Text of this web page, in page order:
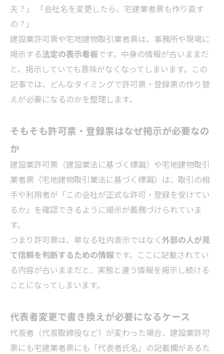
夫？」 「会社名を変更したら、宅建業者票も作り直す
の？」
建設業許可票や宅地建物取引業者票は、事務所や現場に
掲示する法定の表示看板です。中身の情報が古いままだ
と、掲示していても意味がなくなってしまいます。この
記事では、どんなタイミングで許可票・登録票の作り替
えが必要になるのかを整理します。
そもそも許可票・登録票はなぜ掲示が必要なの
か
建設業許可票（建設業法に基づく標識）や宅地建物取引
業者票（宅地建物取引業法に基づく標識）は、取引の相
手や利用者が「この会社が正式な許可・登録を受けてい
るか」を確認できるように掲示が義務づけられていま
す。
つまり許可票は、単なる社内表示ではなく 外部の人が見
て信頼を判断するための情報です。ここに記載されてい
る内容が古いままだと、実態と違う情報を掲示し続ける
ことになってしまいます。
代表者変更で書き換えが必要になるケース
代表者（代表取締役など）が変わった場合、建設業許可
票にも宅建業者票にも「代表者氏名」の記載欄があるた